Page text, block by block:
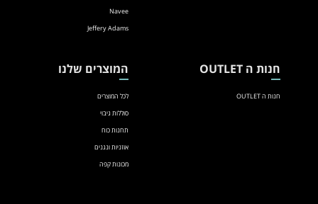
Navee
Jeffery Adams
חנות ה OUTLET
חנות ה OUTLET
המוצרים שלנו
לכל המוצרים
סוללות גיבוי
תחנות כוח
אוזניות ונגנים
מכונות קפה